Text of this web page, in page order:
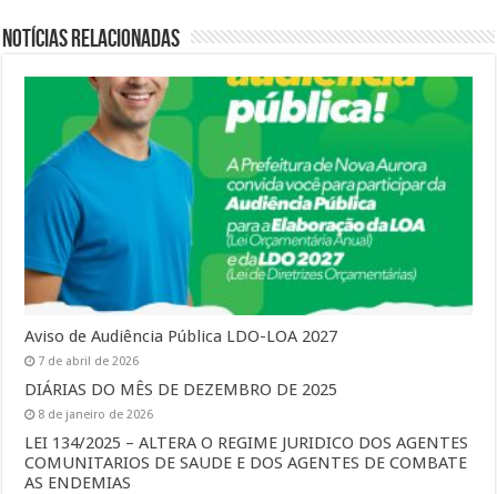
Notícias Relacionadas
Aviso de Audiência Pública LDO-LOA 2027
7 de abril de 2026
DIÁRIAS DO MÊS DE DEZEMBRO DE 2025
8 de janeiro de 2026
LEI 134/2025 – ALTERA O REGIME JURIDICO DOS AGENTES
COMUNITARIOS DE SAUDE E DOS AGENTES DE COMBATE
AS ENDEMIAS